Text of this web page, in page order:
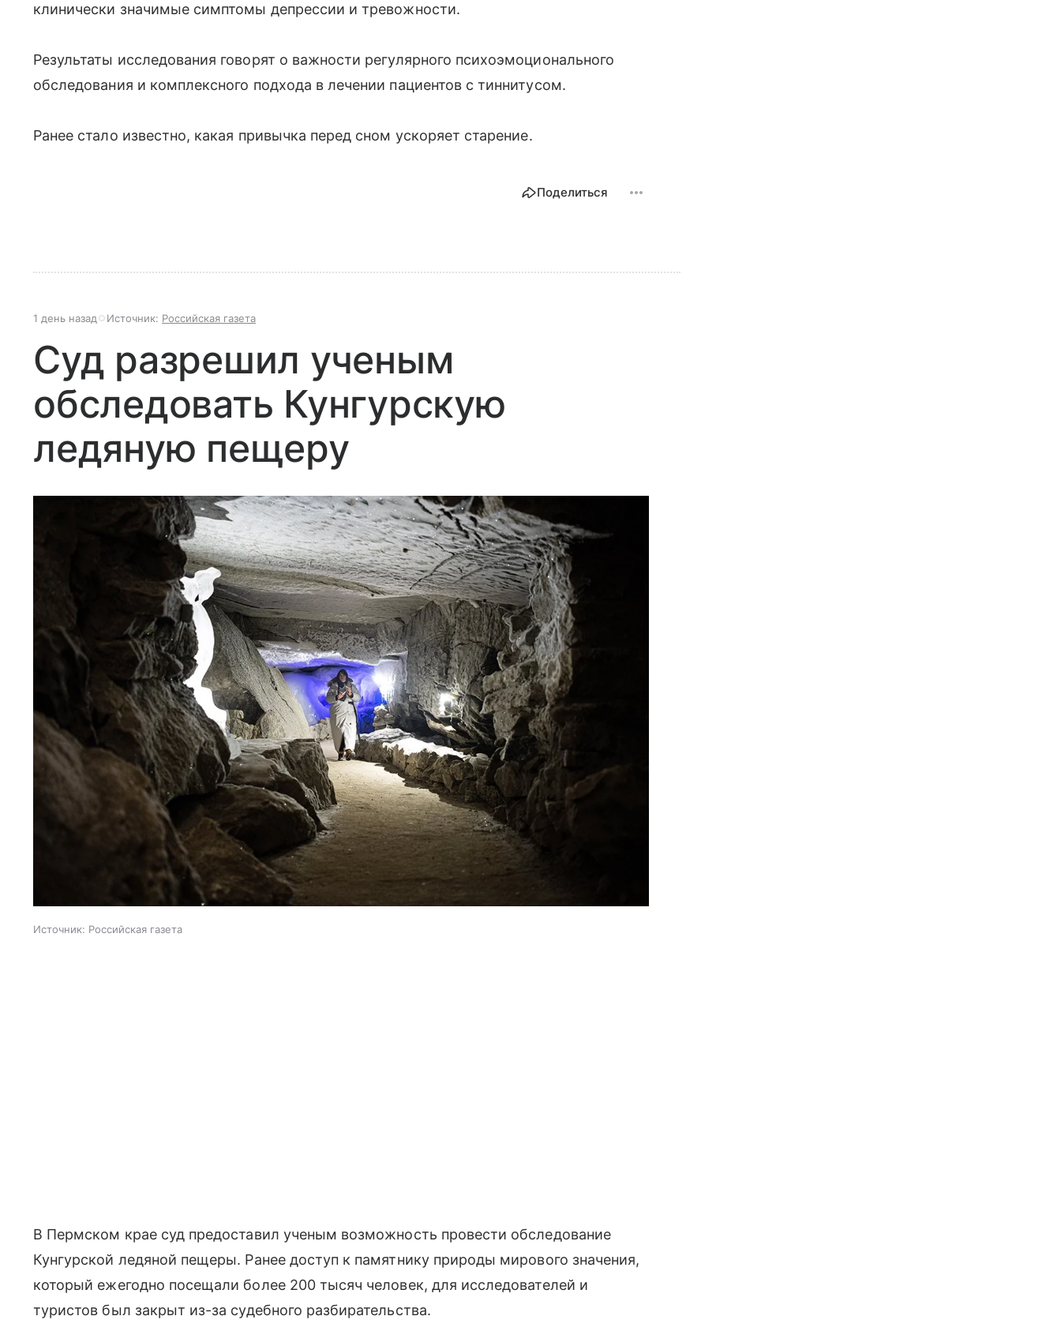
клинически значимые симптомы депрессии и тревожности.
Результаты исследования говорят о важности регулярного психоэмоционального
обследования и комплексного подхода в лечении пациентов с тиннитусом.
Ранее стало известно, какая привычка перед сном ускоряет старение.
Поделиться
1 день назад Источник: Российская газета
Суд разрешил ученым
обследовать Кунгурскую
ледяную пещеру
Источник: Российская газета
В Пермском крае суд предоставил ученым возможность провести обследование
Кунгурской ледяной пещеры. Ранее доступ к памятнику природы мирового значения,
который ежегодно посещали более 200 тысяч человек, для исследователей и
туристов был закрыт из-за судебного разбирательства.